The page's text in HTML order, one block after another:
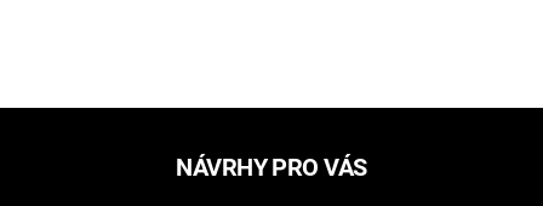
NÁVRHY PRO VÁS